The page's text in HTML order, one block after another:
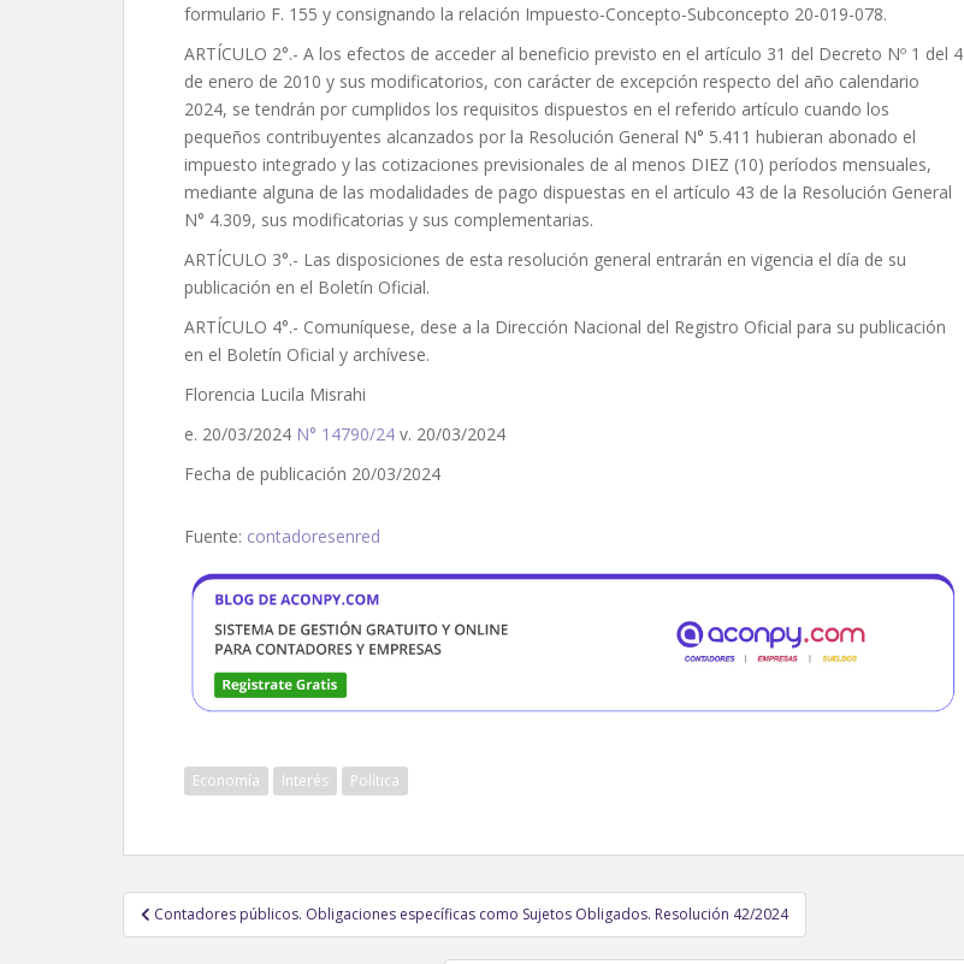
formulario F. 155 y consignando la relación Impuesto-Concepto-Subconcepto 20-019-078.
ARTÍCULO 2°.- A los efectos de acceder al beneficio previsto en el artículo 31 del Decreto Nº 1 del 4
de enero de 2010 y sus modificatorios, con carácter de excepción respecto del año calendario
2024, se tendrán por cumplidos los requisitos dispuestos en el referido artículo cuando los
pequeños contribuyentes alcanzados por la Resolución General N° 5.411 hubieran abonado el
impuesto integrado y las cotizaciones previsionales de al menos DIEZ (10) períodos mensuales,
mediante alguna de las modalidades de pago dispuestas en el artículo 43 de la Resolución General
N° 4.309, sus modificatorias y sus complementarias.
ARTÍCULO 3°.- Las disposiciones de esta resolución general entrarán en vigencia el día de su
publicación en el Boletín Oficial.
ARTÍCULO 4°.- Comuníquese, dese a la Dirección Nacional del Registro Oficial para su publicación
en el Boletín Oficial y archívese.
Florencia Lucila Misrahi
e. 20/03/2024 N° 14790/24 v. 20/03/2024
Fecha de publicación 20/03/2024
Fuente: contadoresenred
Economía Interés Política
Navegación
de
Contadores públicos. Obligaciones específicas como Sujetos Obligados. Resolución 42/2024